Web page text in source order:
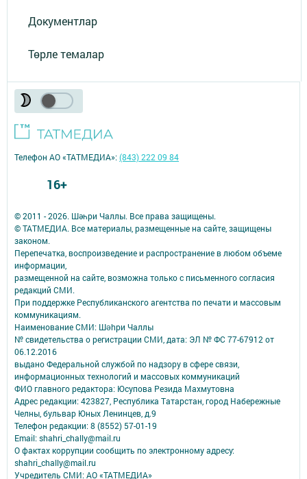
Документлар
Төрле темалар
© 2011 - 2026. Шәһри Чаллы. Все права защищены.
© ТАТМЕДИА. Все материалы, размещенные на сайте, защищены
законом.
Перепечатка, воспроизведение и распространение в любом объеме
информации,
размещенной на сайте, возможна только с письменного согласия
редакций СМИ.
При поддержке Республиканского агентства по печати и массовым
коммуникациям.
Наименование СМИ: Шəhри Чаллы
№ свидетельства о регистрации СМИ, дата: ЭЛ № ФС 77-67912 от
06.12.2016
выдано Федеральной службой по надзору в сфере связи,
информационных технологий и массовых коммуникаций
ФИО главного редактора: Юсупова Резида Махмутовна
Адрес редакции: 423827, Республика Татарстан, город Набережные
Челны, бульвар Юных Ленинцев, д.9
Телефон редакции: 8 (8552) 57-01-19
Email: shahri_chally@mail.ru
О фактах коррупции сообщить по электронному адресу:
shahri_chally@mail.ru
Учредитель СМИ: АО «ТАТМЕДИА»
Телефон АО «ТАТМЕДИА»:(843) 222 09 84
16+